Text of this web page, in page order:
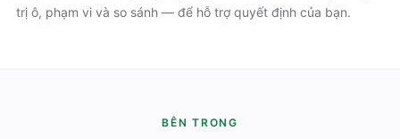
trị ô, phạm vi và so sánh — để hỗ trợ quyết định của bạn.
BÊN TRONG